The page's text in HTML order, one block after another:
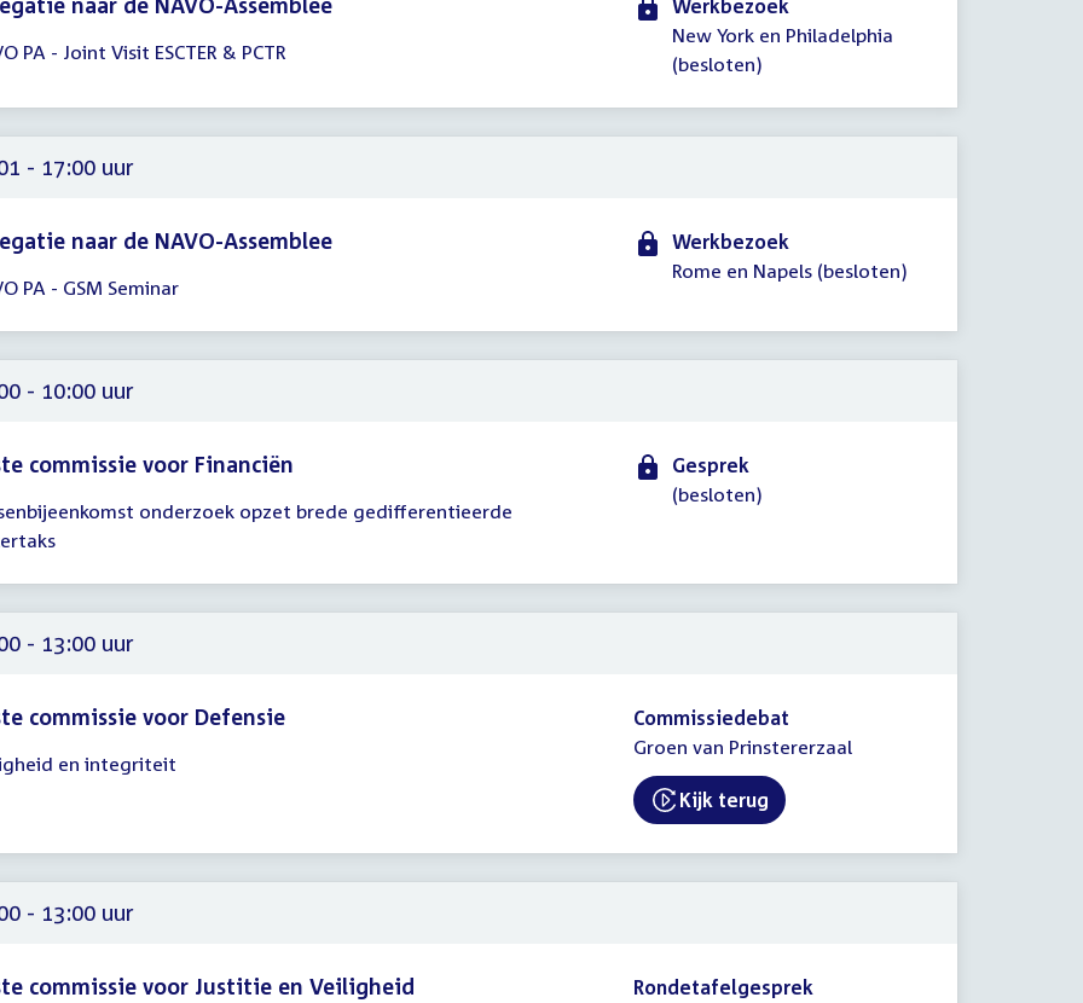
PA - Joint Visit ESCTER & PCTR
Werkbezoek
New York en Philadelphia
(besloten)
- 17:00 uur
naar de NAVO-Assemblee
PA - GSM Seminar
Werkbezoek
Rome en Napels (besloten)
- 10:00 uur
commissie voor Financiën
onderzoek opzet brede gedifferentieerde
Gesprek
(besloten)
- 13:00 uur
commissie voor Defensie
en integriteit
Commissiedebat
Groen van Prinstererzaal
External link:
Kijk terug
- 13:00 uur
commissie voor Justitie en Veiligheid
Rondetafelgesprek